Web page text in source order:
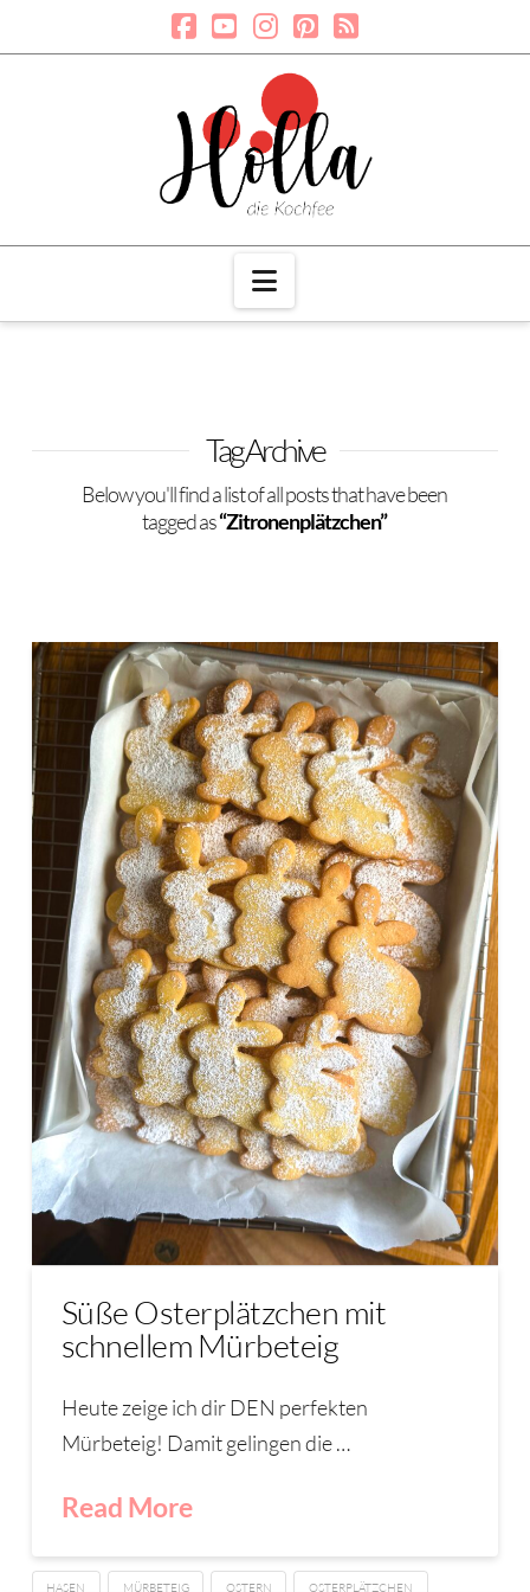
Navigation
Tag Archive
Below you'll find a list of all posts that have been
tagged as“Zitronenplätzchen”
Süße Osterplätzchen mit
schnellem Mürbeteig
Heute zeige ich dir DEN perfekten
Mürbeteig! Damit gelingen die …
Read More
HASEN MÜRBETEIG OSTERN OSTERPLÄTZCHEN